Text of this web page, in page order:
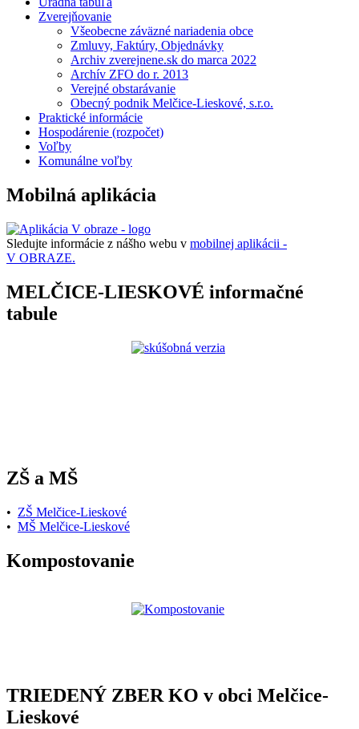
Zverejňovanie
Všeobecne záväzné nariadenia obce
Zmluvy, Faktúry, Objednávky
Archiv zverejnene.sk do marca 2022
Archív ZFO do r. 2013
Verejné obstarávanie
Obecný podnik Melčice-Lieskové, s.r.o.
Praktické informácie
Hospodárenie (rozpočet)
Voľby
Komunálne voľby
Mobilná aplikácia
Sledujte informácie z nášho webu v mobilnej aplikácii -
V OBRAZE.
MELČICE-LIESKOVÉ informačné
tabule
ZŠ a MŠ
• ZŠ Melčice-Lieskové
• MŠ Melčice-Lieskové
Kompostovanie
TRIEDENÝ ZBER KO v obci Melčice-
Lieskové